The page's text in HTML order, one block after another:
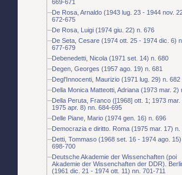
669-671
De Rosa, Arnaldo (1943 lug. 23 - 1944 nov.
672-675
De Rosa, Luigi (1974 giu. 22) n. 676
De Seta, Cesare (1974 ott. 25 - 1974 dic. 6)
677-679
Debenedetti, Nicola (1971 set. 14) n. 680
Degen, Georges (1957 ago. 19) n. 681
Degl'Innocenti, Maurizio (1971 lug. 29) n. 682
Della Monica Matteotti, Adriana (1973 mar. 2)
Della Peruta, Franco ([1968] ott. 1; 1973 mar.
1975 apr. 8) nn. 684-695
Delle Piane, Mario (1974 gen. 16) n. 696
Democrazia e diritto. Roma (1975 mar. 17) n.
Detti, Tommaso (1968 set. 16 - 1974 ago. 15)
698-700
Deutsche Akademie der Wissenchaften (poi
Akademie der Wissenchaften der DDR).
(1961 dic. 21 - 1974 ott. 11) nn. 701-711